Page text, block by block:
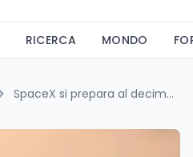
RICERCA MONDO
SpaceX si prepara al decimo test di Starship: una nuova sfida verso Marte e la Luna